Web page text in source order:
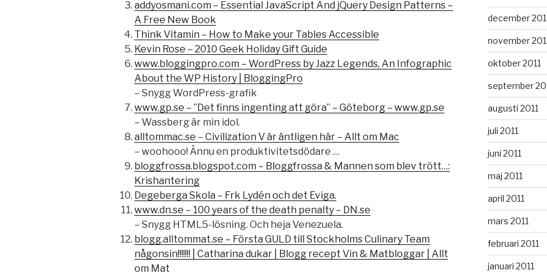
addyosmani.com – Essential JavaScript And jQuery Design Patterns –
A Free New Book
Think Vitamin – How to Make your Tables Accessible
Kevin Rose – 2010 Geek Holiday Gift Guide
www.bloggingpro.com – WordPress by Jazz Legends, An Infographic
About the WP History | BloggingPro
– Snygg WordPress-grafik
www.gp.se – ”Det finns ingenting att göra” – Göteborg – www.gp.se
– Wassberg är min idol.
alltommac.se – Civilization V är äntligen här – Allt om Mac
– woohooo! Ännu en produktivitetsdödare …
bloggfrossa.blogspot.com – Bloggfrossa & Mannen som blev trött…:
Krishantering
Degeberga Skola – Frk Lydén och det Eviga.
www.dn.se – 100 years of the death penalty – DN.se
– Snygg HTML5-lösning. Och heja Venezuela.
blogg.alltommat.se – Första GULD till Stockholms Culinary Team
någonsin!!!!!!! | Catharina dukar | Blogg recept Vin & Matbloggar | Allt
om Mat
december
november
oktober 2011
september
augusti 2011
juli 2011
juni 2011
maj 2011
april 2011
mars 2011
februari 2011
januari 2011